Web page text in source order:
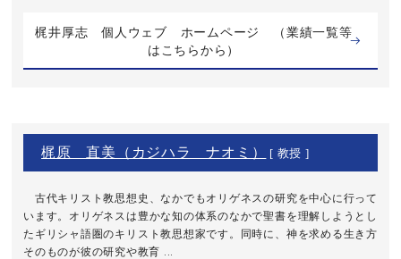
梶井厚志 個人ウェブ ホームページ （業績一覧等
はこちらから）
梶原 直美（カジハラ ナオミ） [ 教授 ]
古代キリスト教思想史、なかでもオリゲネスの研究を中心に行って
います。オリゲネスは豊かな知の体系のなかで聖書を理解しようとし
たギリシャ語圏のキリスト教思想家です。同時に、神を求める生き方
そのものが彼の研究や教育 ...